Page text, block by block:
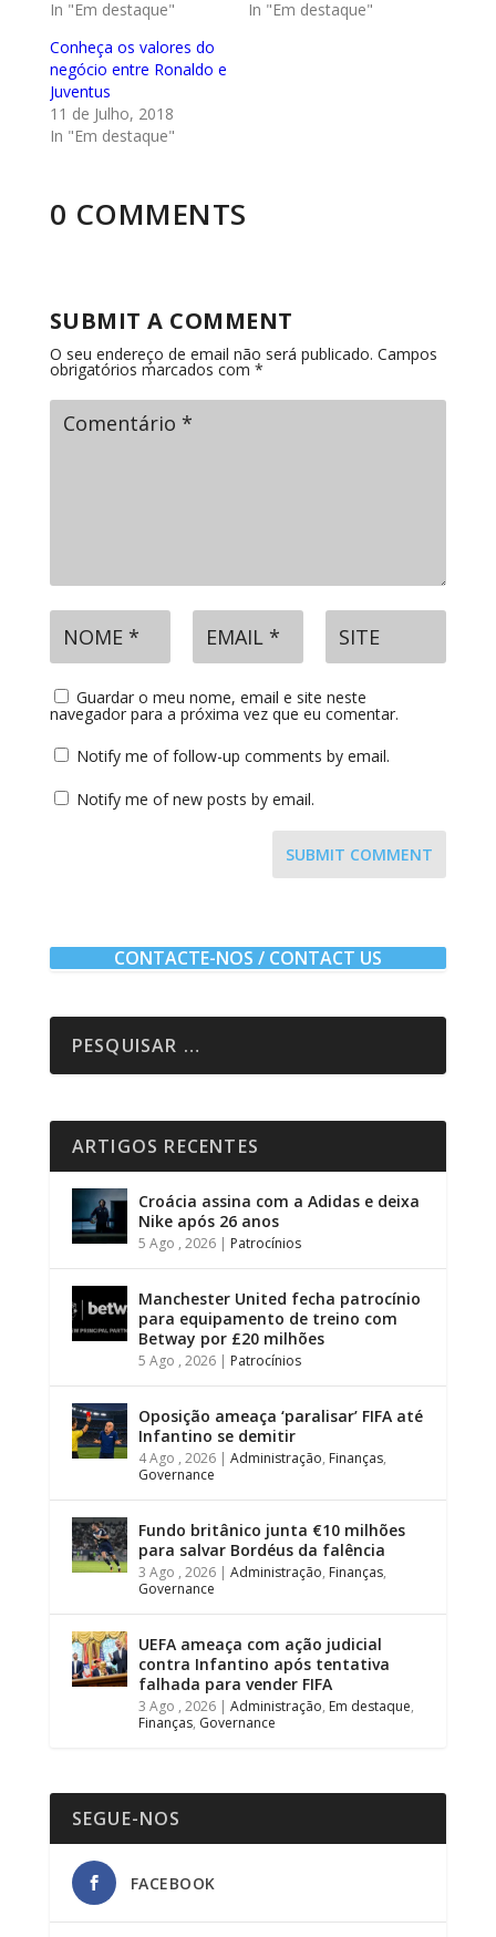
In "Em destaque"
In "Em destaque"
Conheça os valores do
negócio entre Ronaldo e
Juventus
11 de Julho, 2018
In "Em destaque"
0 COMMENTS
SUBMIT A COMMENT
O seu endereço de email não será publicado. Campos
obrigatórios marcados com *
Guardar o meu nome, email e site neste
navegador para a próxima vez que eu comentar.
Notify me of follow-up comments by email.
Notify me of new posts by email.
SUBMIT COMMENT
CONTACTE-NOS / CONTACT US
ARTIGOS RECENTES
Croácia assina com a Adidas e deixa
Nike após 26 anos
5 Ago , 2026| Patrocínios
Manchester United fecha patrocínio
para equipamento de treino com
Betway por £20 milhões
5 Ago , 2026| Patrocínios
Oposição ameaça ‘paralisar’ FIFA até
Infantino se demitir
4 Ago , 2026| Administração, Finanças,
Governance
Fundo britânico junta €10 milhões
para salvar Bordéus da falência
3 Ago , 2026| Administração, Finanças,
Governance
UEFA ameaça com ação judicial
contra Infantino após tentativa
falhada para vender FIFA
3 Ago , 2026| Administração, Em destaque,
Finanças, Governance
SEGUE-NOS
FACEBOOK